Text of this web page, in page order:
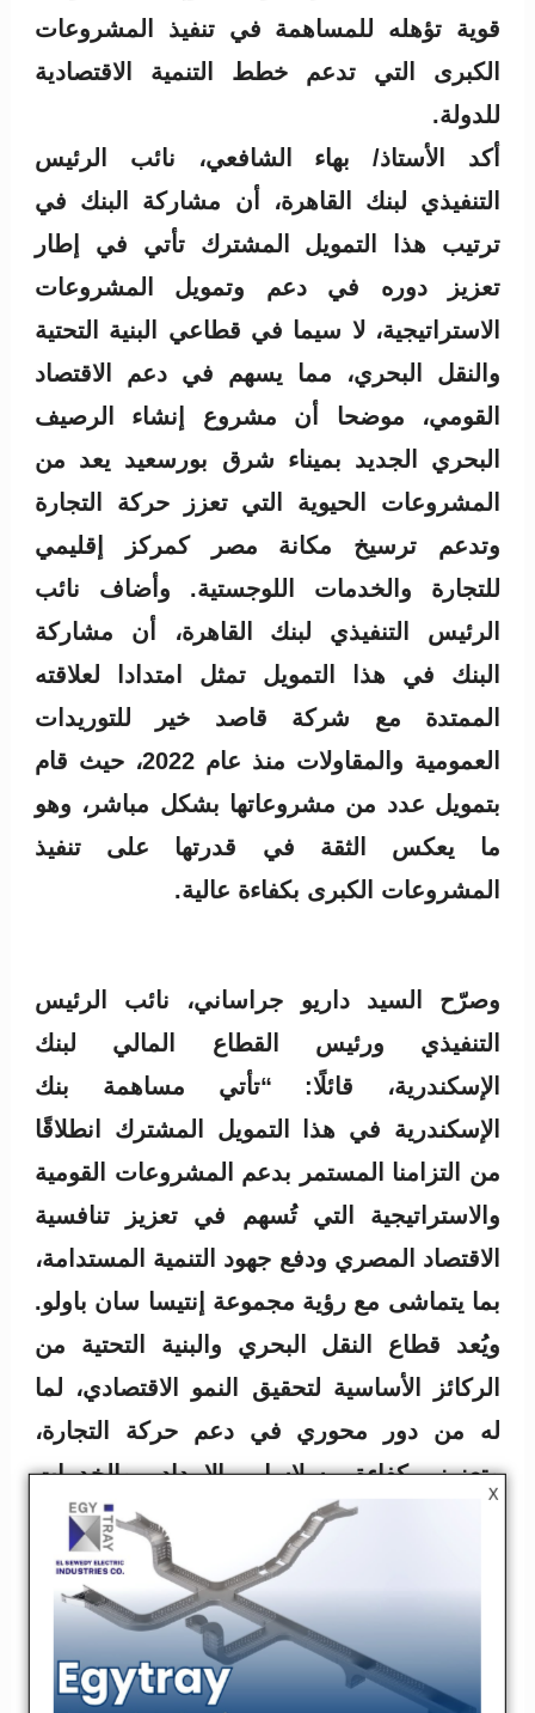
قوية تؤهله للمساهمة في تنفيذ المشروعات
الكبرى التي تدعم خطط التنمية الاقتصادية
للدولة.
أكد الأستاذ/ بهاء الشافعي، نائب الرئيس
التنفيذي لبنك القاهرة، أن مشاركة البنك في
ترتيب هذا التمويل المشترك تأتي في إطار
تعزيز دوره في دعم وتمويل المشروعات
الاستراتيجية، لا سيما في قطاعي البنية التحتية
والنقل البحري، مما يسهم في دعم الاقتصاد
القومي، موضحا أن مشروع إنشاء الرصيف
البحري الجديد بميناء شرق بورسعيد يعد من
المشروعات الحيوية التي تعزز حركة التجارة
وتدعم ترسيخ مكانة مصر كمركز إقليمي
للتجارة والخدمات اللوجستية. وأضاف نائب
الرئيس التنفيذي لبنك القاهرة، أن مشاركة
البنك في هذا التمويل تمثل امتدادا لعلاقته
الممتدة مع شركة قاصد خير للتوريدات
العمومية والمقاولات منذ عام 2022، حيث قام
بتمويل عدد من مشروعاتها بشكل مباشر، وهو
ما يعكس الثقة في قدرتها على تنفيذ
المشروعات الكبرى بكفاءة عالية.
وصرّح السيد داريو جراساني، نائب الرئيس
التنفيذي ورئيس القطاع المالي لبنك
الإسكندرية، قائلًا: “تأتي مساهمة بنك
الإسكندرية في هذا التمويل المشترك انطلاقًا
من التزامنا المستمر بدعم المشروعات القومية
والاستراتيجية التي تُسهم في تعزيز تنافسية
الاقتصاد المصري ودفع جهود التنمية المستدامة،
بما يتماشى مع رؤية مجموعة إنتيسا سان باولو.
ويُعد قطاع النقل البحري والبنية التحتية من
الركائز الأساسية لتحقيق النمو الاقتصادي، لما
له من دور محوري في دعم حركة التجارة،
وتعزيز كفاءة سلاسل الإمداد والخدمات
اللوجستية، وزيادة قدرة مصر على جذب
الاستثمارات الإقليمية والدولية”.
كما أعرب عن تقديره لجميع الأطراف
المشاركة في هذا التمويل، مشيدًا بروح التعاون
والتنسيق التي أسهمت في إتمام الاتفاق بنجاح،
X